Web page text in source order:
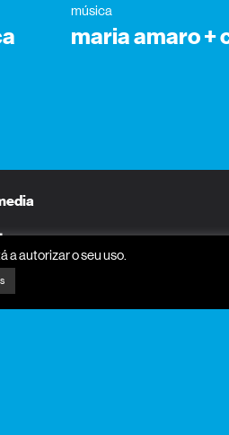
música
maria amaro +
a autorizar o seu uso.